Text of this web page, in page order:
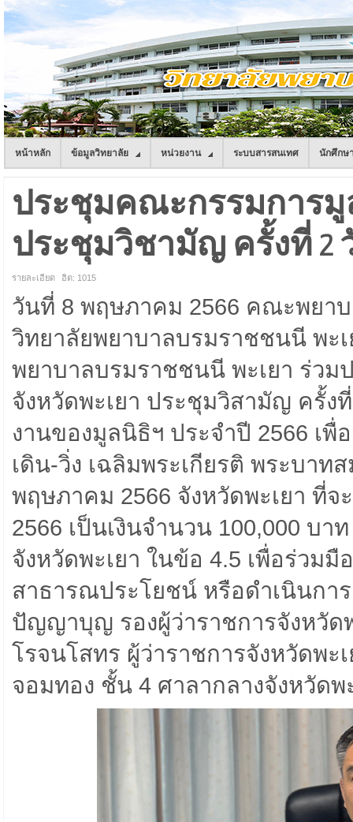
หน้าหลัก ข้อมูลวิทยาลัย หน่วยงาน ระบบสารสนเทศ นักศึกษ
ประชุมคณะกรรมการมู
ประชุมวิชามัญ ครั้งที่ 2
รายละเอียด ฮิต: 1015
วันที่ 8 พฤษภาคม 2566 คณะพยา
วิทยาลัยพยาบาลบรมราชชนนี พะ
พยาบาลบรมราชชนนี พะเยา ร่ว
จังหวัดพะเยา ประชุมวิสามัญ ครั้
งานของมูลนิธิฯ ประจำปี 2566 เ
เดิน-วิ่ง เฉลิมพระเกียรติ พระบาท
พฤษภาคม 2566 จังหวัดพะเยา ที่
2566 เป็นเงินจำนวน 100,000 บ
จังหวัดพะเยา ในข้อ 4.5 เพื่อร่วม
สาธารณประโยชน์ หรือดำเนินกา
ปัญญาบุญ รองผู้ว่าราชการจังหวัด
โรจนโสทร ผู้ว่าราชการจังหวัดพ
จอมทอง ชั้น 4 ศาลากลางจังหวัดพ